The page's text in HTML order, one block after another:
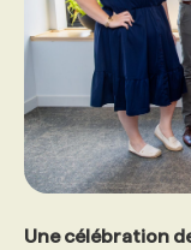
Une célébration